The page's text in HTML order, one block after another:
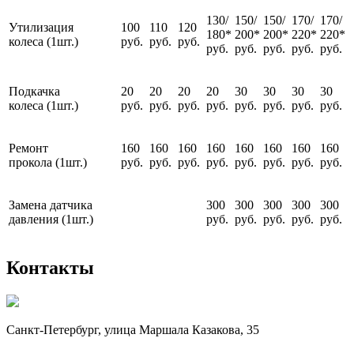
Утилизация
колеса (1шт.)
100
руб.
110
руб.
120
руб.
130/
180*
руб.
150/
200*
руб.
150/
200*
руб.
170/
220*
руб.
170/
220*
руб.
Подкачка
колеса (1шт.)
20
руб.
20
руб.
20
руб.
20
руб.
30
руб.
30
руб.
30
руб.
30
руб.
Ремонт
прокола (1шт.)
160
руб.
160
руб.
160
руб.
160
руб.
160
руб.
160
руб.
160
руб.
160
руб.
Замена датчика
давления (1шт.)
300
руб.
300
руб.
300
руб.
300
руб.
300
руб.
Контакты
Санкт-Петербург, улица Маршала Казакова, 35